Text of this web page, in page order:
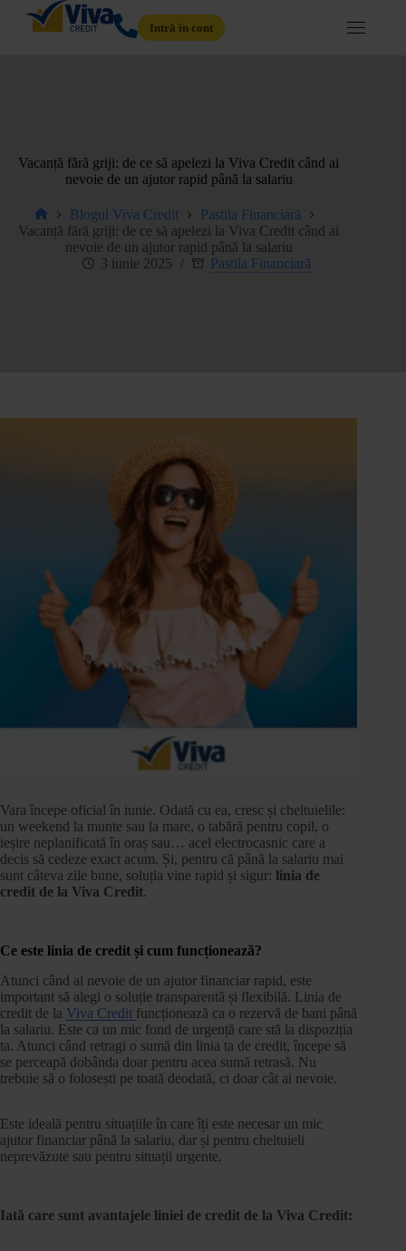
Intră în cont
Vacanță fără griji: de ce să apelezi la Viva Credit când ai
nevoie de un ajutor rapid până la salariu
Blogul Viva Credit
Pastila Financiară
Vacanță fără griji: de ce să apelezi la Viva Credit când ai
nevoie de un ajutor rapid până la salariu
3 iunie 2025
Pastila Financiară
Vara începe oficial în iunie. Odată cu ea, cresc și cheltuielile:
un weekend la munte sau la mare, o tabără pentru copil, o
ieșire neplanificată în oraș sau… acel electrocasnic care a
decis să cedeze exact acum. Și, pentru că până la salariu mai
sunt câteva zile bune, soluția vine rapid și sigur: linia de
credit de la Viva Credit.
Ce este linia de credit și cum funcționează?
Atunci când ai nevoie de un ajutor financiar rapid, este
important să alegi o soluție transparentă și flexibilă. Linia de
credit de la Viva Credit funcționează ca o rezervă de bani până
la salariu. Este ca un mic fond de urgență care stă la dispoziția
ta. Atunci când retragi o sumă din linia ta de credit, începe să
se perceapă dobânda doar pentru acea sumă retrasă. Nu
trebuie să o folosești pe toată deodată, ci doar cât ai nevoie.
Este ideală pentru situațiile în care îți este necesar un mic
ajutor financiar până la salariu, dar și pentru cheltuieli
neprevăzute sau pentru situații urgente.
Iată care sunt avantajele liniei de credit de la Viva Credit: